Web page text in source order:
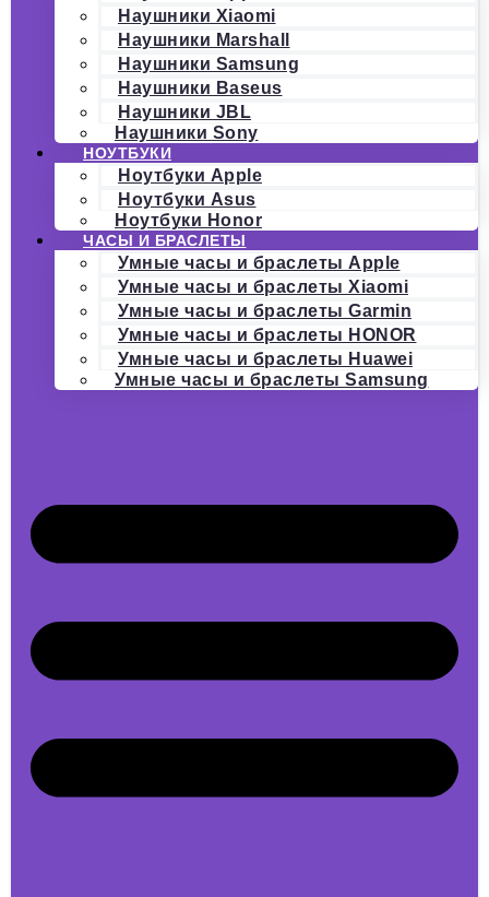
Наушники Xiaomi
Наушники Marshall
Наушники Samsung
Наушники Baseus
Наушники JBL
Наушники Sony
НОУТБУКИ
Ноутбуки Apple
Ноутбуки Asus
Ноутбуки Honor
ЧАСЫ И БРАСЛЕТЫ
Умные часы и браслеты Apple
Умные часы и браслеты Xiaomi
Умные часы и браслеты Garmin
Умные часы и браслеты HONOR
Умные часы и браслеты Huawei
Умные часы и браслеты Samsung